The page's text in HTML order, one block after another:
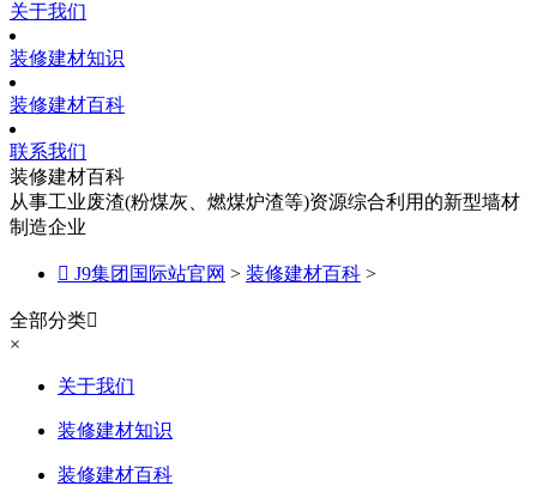
关于我们
装修建材知识
装修建材百科
联系我们
装修建材百科
从事工业废渣(粉煤灰、燃煤炉渣等)资源综合利用的新型墙材
制造企业
 J9集团国际站官网 > 装修建材百科 >
全部分类
×
关于我们
装修建材知识
装修建材百科